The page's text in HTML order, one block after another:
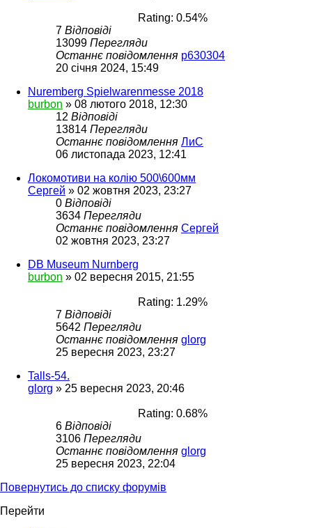
Rating: 0.54%
7 Відповіді
13099 Перегляди
Останнє повідомлення p630304
20 січня 2024, 15:49
Nuremberg Spielwarenmesse 2018
burbon » 08 лютого 2018, 12:30
12 Відповіді
13814 Перегляди
Останнє повідомлення ЛиС
06 листопада 2023, 12:41
Локомотиви на колію 500\600мм
Сергей » 02 жовтня 2023, 23:27
0 Відповіді
3634 Перегляди
Останнє повідомлення Сергей
02 жовтня 2023, 23:27
DB Museum Nurnberg
burbon » 02 вересня 2015, 21:55
Rating: 1.29%
7 Відповіді
5642 Перегляди
Останнє повідомлення glorg
25 вересня 2023, 23:27
Talls-54.
glorg » 25 вересня 2023, 20:46
Rating: 0.68%
6 Відповіді
3106 Перегляди
Останнє повідомлення glorg
25 вересня 2023, 22:04
Повернутись до списку форумів
Перейти